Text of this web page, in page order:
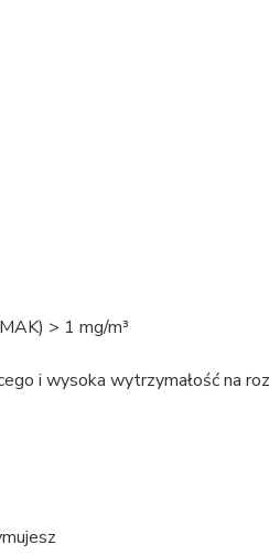
> 1 mg/m³
i wysoka wytrzymałość na